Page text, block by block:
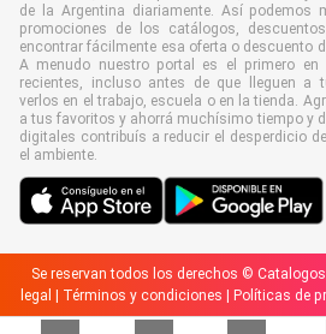
de la Argentina diariamente. Así podemos
promociones de los catálogos,
encontrar fácilmente esa oferta o descuento
A menudo nuestro portal es el primero
recientes, incluso antes de que lleguen a
verlos en el trabajo, escuela o en la tienda.
a tus favoritos y ahorrá muchísimo tiempo y
digitales contribuís a reducir el desperdicio
el ambiente.
Se reservan todos los derechos ©
legal | Términos y condiciones | Políticas de